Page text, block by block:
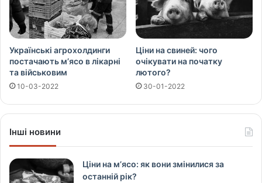
Українські агрохолдинги
постачають м’ясо в лікарні
та військовим
10-03-2022
Ціни на свиней: чого
очікувати на початку
лютого?
30-01-2022
Інші новини
Ціни на м’ясо: як вони змінилися за
останній рік?